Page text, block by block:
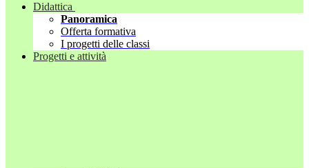
Didattica
Panoramica
Offerta formativa
I progetti delle classi
Progetti e attività